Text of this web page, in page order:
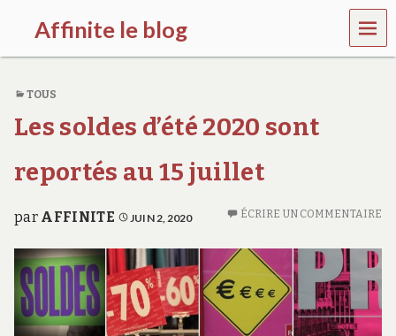
Affinite le blog
e
p
u
s
i
MEN
U
TOUS
Les soldes d’été 2020 sont
reportés au 15 juillet
par AFFINITE JUIN 2, 2020 ÉCRIRE UN COMMENTAIRE